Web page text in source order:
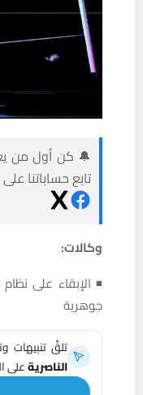
🔔 كن أول من
تابع حساباتنا
وكالات:
◾ الإبقاء على
جوهرية
تلقَّ تنبيهات
الناصريةعلى